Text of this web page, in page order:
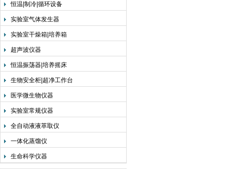
恒温|制冷|循环设备
实验室气体发生器
实验室干燥箱|培养箱
超声波仪器
恒温振荡器|培养摇床
生物安全柜|超净工作台
医学微生物仪器
实验室常规仪器
全自动液液萃取仪
一体化蒸馏仪
生命科学仪器